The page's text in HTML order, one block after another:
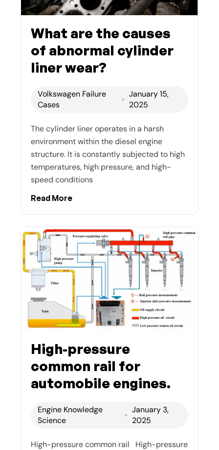
What are the causes
of abnormal cylinder
liner wear?
Volkswagen Failure
Cases
January 15,
2025
The cylinder liner operates in a harsh
environment within the diesel engine
structure. It is constantly subjected to high
temperatures, high pressure, and high-
speed conditions
Read More
High-pressure
common rail for
automobile engines.
Engine Knowledge
Science
January 3,
2025
High-pressure common rail High-pressure